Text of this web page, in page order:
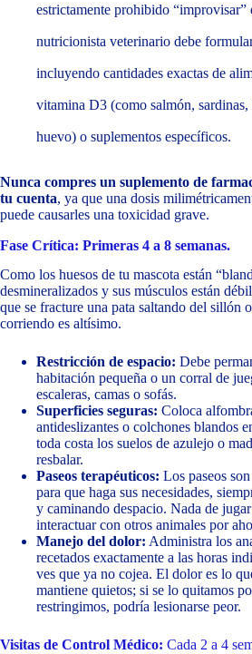
estrictamente prohibido “improvisar”
nutricionista veterinario debe
incluyendo cantidades exactas de
vitamina D3 (como salmón,
huevo) o suplementos específicos.
Nunca compres un suplemento de
tu cuenta, ya que una dosis
puede causarles una toxicidad grave.
Fase Crítica: Primeras 4 a 8 semanas.
Como los huesos de tu mascota están
desmineralizados y sus músculos están
que se fracture una pata saltando del sillón
corriendo es altísimo.
Restricción de espacio: Debe
habitación pequeña o un corral de
escaleras, camas o sofás.
Superficies seguras: Coloca
antideslizantes o colchones blandos
toda costa los suelos de azulejo o
resbalar.
Paseos terapéuticos: Los paseos
para que haga sus necesidades,
y caminando despacio. Nada de
interactuar con otros animales por
Manejo del dolor: Administra los
recetados exactamente a las horas
ves que ya no cojea. El dolor es lo
mantiene quietos; si se lo quitamos
restringimos, podría lesionarse peor.
Visitas de Control Médico: Cada 2 a 4